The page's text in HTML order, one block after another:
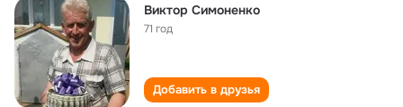
Виктор Симоненко
71 год
Добавить в друзья